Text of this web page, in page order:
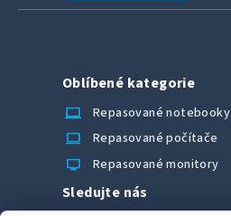
Oblíbené kategorie
laptop_chromebook
Repasované notebooky
computer Repasované počítače
monitor Repasované monitory
Sledujte nás